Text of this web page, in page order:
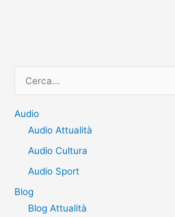
r
Audio
Audio Attualità
Audio Cultura
Audio Sport
Blog
Blog Attualità